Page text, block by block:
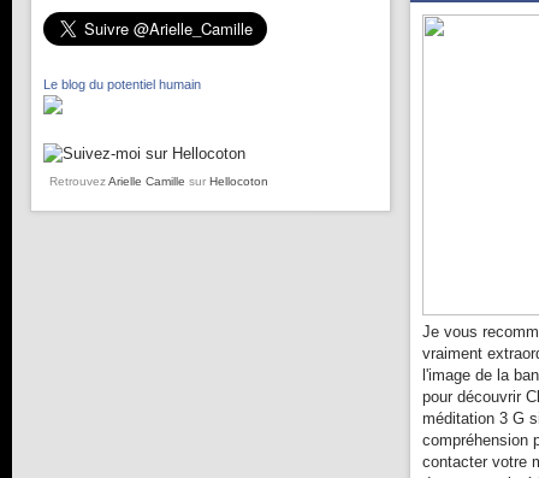
Le blog du potentiel humain
RetrouvezArielle Camille sur Hellocoton
Je vous
vraiment
l'image de la
pour découvrir
méditation 3 G
compréhension
contacter votre